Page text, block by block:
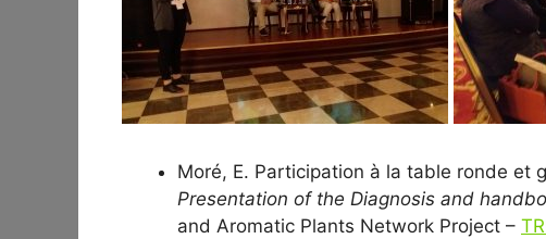
Moré, E. Participation à la table ronde et
Presentation of the Diagnosis and
and Aromatic Plants Network Project –